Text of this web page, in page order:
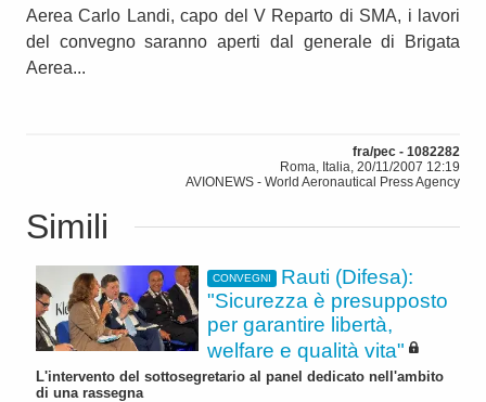
Aerea Carlo Landi, capo del V Reparto di SMA, i lavori
del convegno saranno aperti dal generale di Brigata
Aerea...
fra/pec - 1082282
Roma, Italia, 20/11/2007 12:19
AVIONEWS - World Aeronautical Press Agency
Simili
CONVEGNI
Rauti (Difesa):
"Sicurezza è presupposto
per garantire libertà,
welfare e qualità vita"
L'intervento del sottosegretario al panel dedicato nell'ambito
di una rassegna